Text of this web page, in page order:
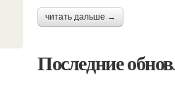
читать дальше →
Последние